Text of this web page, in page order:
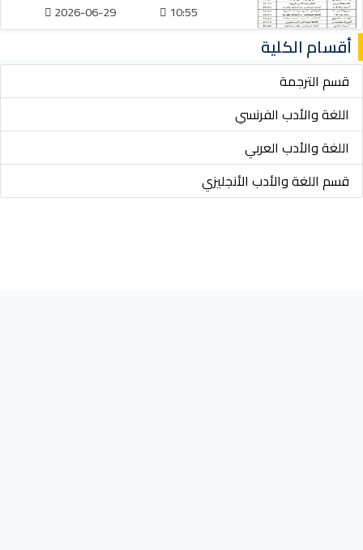
10:55
2026-06-29
أقسام الكلية
قسم الترجمة
اللغة والأدب الفرنسي
اللغة والأدب العربي
قسم اللغة والأدب الأنجليزي